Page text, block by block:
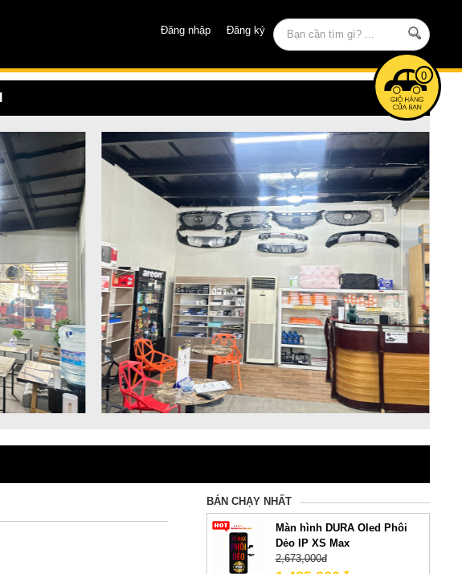
Đăng nhập Đăng ký
0
BÁN CHẠY NHẤT
Màn hình DURA Oled Phôi
Dẻo IP XS Max
2,673,000đ